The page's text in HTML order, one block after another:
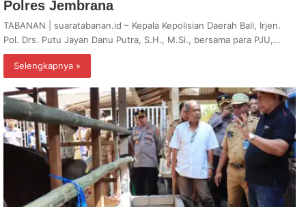
Polres Jembrana
TABANAN | suaratabanan.id – Kepala Kepolisian Daerah Bali, Irjen.
Pol. Drs. Putu Jayan Danu Putra, S.H., M.Si., bersama para PJU,…
Selengkapnya »